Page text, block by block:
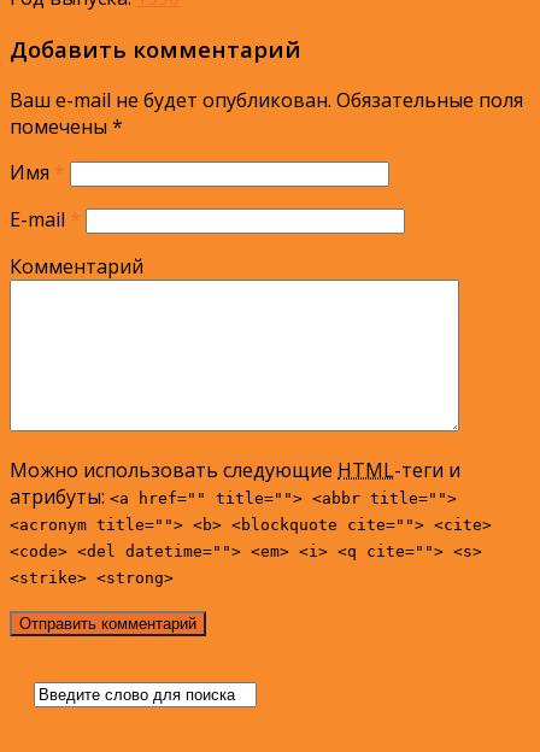
Добавить комментарий
Ваш e-mail не будет опубликован. Обязательные поля
помечены *
Имя *
E-mail *
Комментарий
Можно использовать следующие HTML-теги и
атрибуты: <a href="" title=""> <abbr title="">
<acronym title=""> <b> <blockquote cite=""> <cite>
<code> <del datetime=""> <em> <i> <q cite=""> <s>
<strike> <strong>